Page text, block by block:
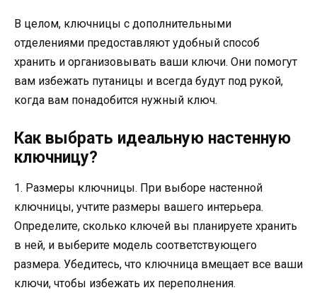
В целом, ключницы с дополнительными
отделениями предоставляют удобный способ
хранить и организовывать ваши ключи. Они помогут
вам избежать путаницы и всегда будут под рукой,
когда вам понадобится нужный ключ.
Как выбрать идеальную настенную
ключницу?
1. Размеры ключницы. При выборе настенной
ключницы, учтите размеры вашего интерьера.
Определите, сколько ключей вы планируете хранить
в ней, и выберите модель соответствующего
размера. Убедитесь, что ключница вмещает все ваши
ключи, чтобы избежать их переполнения.